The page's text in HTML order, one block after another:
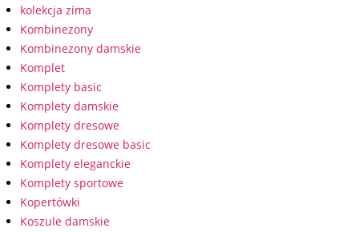
kolekcja zima
Kombinezony
Kombinezony damskie
Komplet
Komplety basic
Komplety damskie
Komplety dresowe
Komplety dresowe basic
Komplety eleganckie
Komplety sportowe
Kopertówki
Koszule damskie